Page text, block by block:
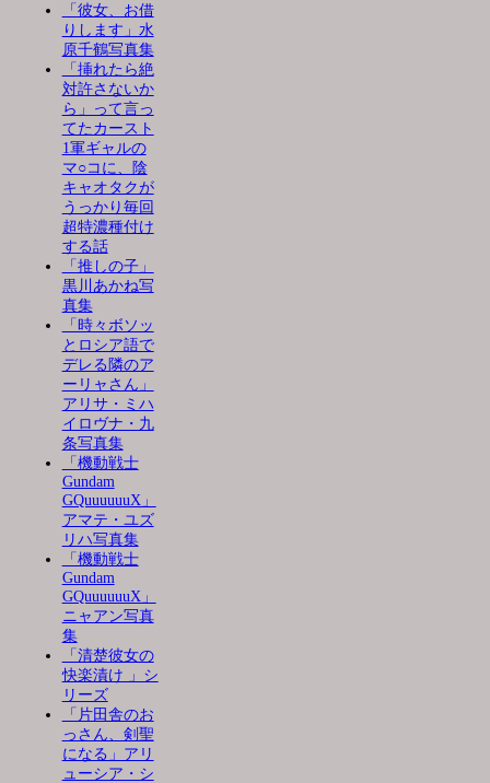
「彼女、お借
りします」水
原千鶴写真集
「挿れたら絶
対許さないか
ら」って言っ
てたカースト
1軍ギャルの
マ○コに、陰
キャオタクが
うっかり毎回
超特濃種付け
する話
「推しの子」
黒川あかね写
真集
「時々ボソッ
とロシア語で
デレる隣のア
ーリャさん」
アリサ・ミハ
イロヴナ・九
条写真集
「機動戦士
Gundam
GQuuuuuuX」
アマテ・ユズ
リハ写真集
「機動戦士
Gundam
GQuuuuuuX」
ニャアン写真
集
「清楚彼女の
快楽漬け 」シ
リーズ
「片田舎のお
っさん、剣聖
になる」アリ
ューシア・シ